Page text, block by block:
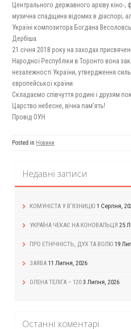
Центрального державного архіву кіно-
музична спадщина відомих в діаспорі,
Україні композитора Богдана
Дербіша.
21 січня 2018 року на заходах
Народної Республіки в Торонто вона
незалежності України, утвердження
європейської країни.
Складаємо співчуття родині і друзям
Царство небесне, вічна пам’ять!
Провід ОУН
Posted in Новини
Недавні записи
КОМУНІСТА У В’ЯЗНИЦЮ 1 Серпня,
УКРАЇНА ЧЕКАЄ НА КОНОВАЛЬЦЯ 25
ПРО ЕТНІЧНІСТЬ, ДУХ ТА ВОЛЮ 19
ЗАЯВА 11 Липня, 2026
ОЛЕНА ТЕЛІГА – 120 3 Липня, 2026
Останні коментарі